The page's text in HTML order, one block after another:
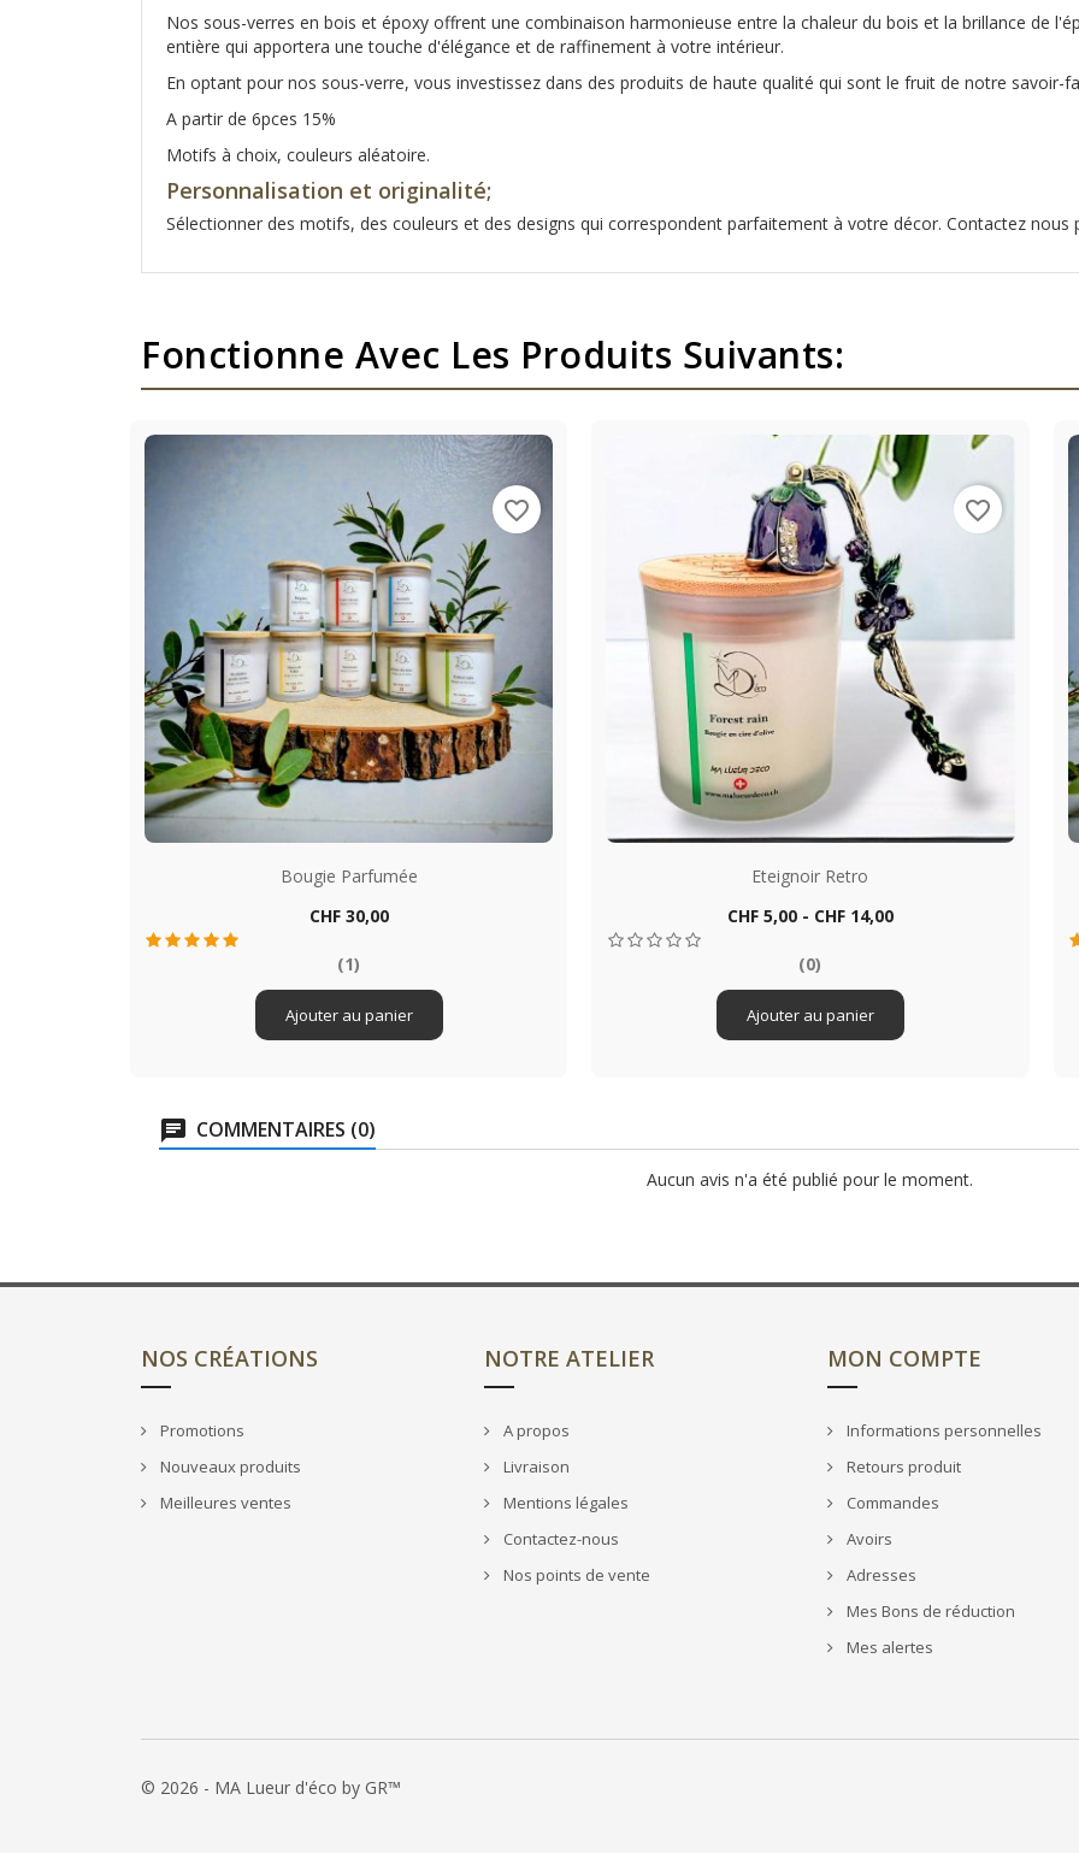
Nos sous-verres en bois et époxy offrent une combinaison harmonieuse entre la chaleur du bois et la brillance de
entière qui apportera une touche d'élégance et de raffinement à votre intérieur.
En optant pour nos sous-verre, vous investissez dans des produits de haute qualité qui sont le fruit de notre savoir-
A partir de 6pces 15%
Motifs à choix, couleurs aléatoire.
Personnalisation et originalité;
Sélectionner des motifs, des couleurs et des designs qui correspondent parfaitement à votre décor. Contactez nous
Fonctionne Avec Les Produits Suivants:
Aperçu rapide
Bougie Parfumée
Prix
CHF 30,00
(1)
Ajouter au panier
favorite_border
Aperçu rapide
Eteignoir Retro
Prix
CHF 5,00 - CHF 14,00
(0)
Ajouter au panier
favorite_border
COMMENTAIRES (0)
Aucun avis n'a été publié pour le moment.
NOS CRÉATIONS
Promotions
Nouveaux produits
Meilleures ventes
NOTRE ATELIER
A propos
Livraison
Mentions légales
Contactez-nous
Nos points de vente
MON COMPTE
Informations personnelles
Retours produit
Commandes
Avoirs
Adresses
Mes Bons de réduction
Mes alertes
© 2026 - MA Lueur d'éco by GR™